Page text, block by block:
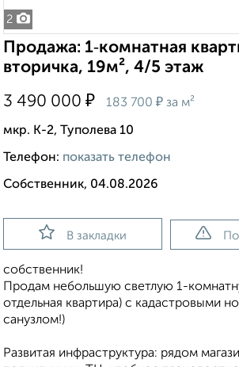
2
Продажа: 1‑комнатная
вторичка, 19м², 4/5 этаж
3 490 000 ₽ 183 700 ₽ за м²
мкр. К-2, Туполева 10
Телефон: показать телефон
Собственник, 04.08.2026
В закладки
собственник!
Продам небольшую светлую 1-
отдельная квартира) с кадастровыми
санузлом!)
Развитая инфраструктура: рядом